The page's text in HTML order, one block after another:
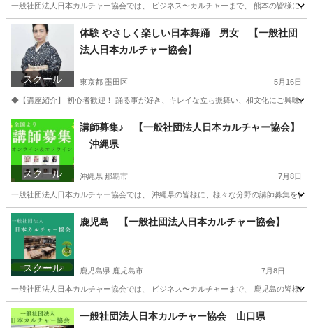
一般社団法人日本カルチャー協会では、 ビジネス〜カルチャーまで、 熊本の皆様に
熊本 熊本市 生活知識 熊本 生活知識 カルチャー
スクール
体験 やさしく楽しい日本舞踊 男女 【一般社団
法人日本カルチャー協会】
東京都 墨田区 5月16日
◆【講座紹介】 初心者歓迎！ 踊る事が好き、キレイな立ち振舞い、和文化にご興味
東京 墨田区 日本舞踊 カルチャー
スクール
講師募集♪ 【一般社団法人日本カルチャー協会】
沖縄県
沖縄県 那覇市 7月8日
一般社団法人日本カルチャー協会では、 沖縄県の皆様に、様々な分野の講師募集を
沖縄 那覇市 生活知識
スクール
鹿児島 【一般社団法人日本カルチャー協会】
鹿児島県 鹿児島市 7月8日
一般社団法人日本カルチャー協会では、 ビジネス〜カルチャーまで、 鹿児島の皆様
鹿児島 鹿児島市 生活知識 鹿児島 生活知識 カルチャー
一般社団法人日本カルチャー協会 山口県